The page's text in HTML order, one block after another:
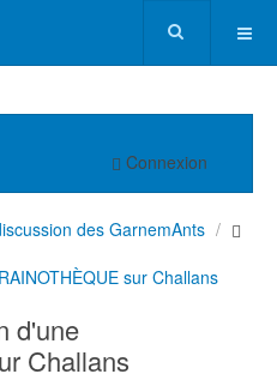
Connexion
des GarnemAnts
sur Challans
d'une
Challans